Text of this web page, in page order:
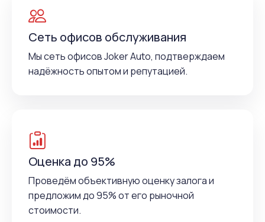
Сеть офисов обслуживания
Мы сеть офисов Joker Auto, подтверждаем
надёжность опытом и репутацией.
Оценка до 95%
Проведём объективную оценку залога и
предложим до 95% от его рыночной
стоимости.